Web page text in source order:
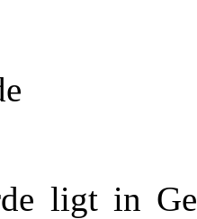
ligt in